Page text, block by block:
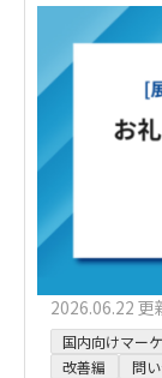
2026.06.22
国内向けマー
改善編
問